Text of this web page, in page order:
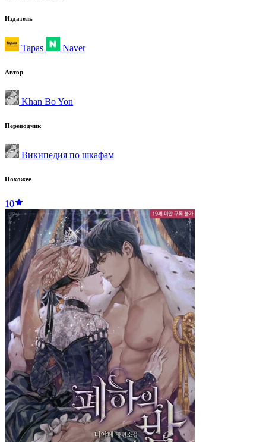
Издатель
Tapas Naver
Автор
Khan Bo Yon
Переводчик
Википедия по шкафам
Похожее
10